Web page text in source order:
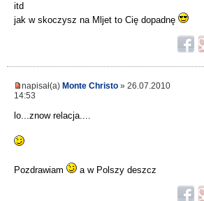
itd
jak w skoczysz na Mljet to Cię dopadnę
napisał(a) Monte Christo » 26.07.2010
14:53
lo...znow relacja....
Pozdrawiam a w Polszy deszcz